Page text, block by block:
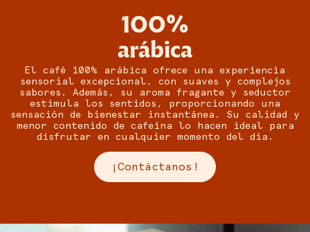
100%
arábica
El café 100% arábica ofrece una experiencia
sensorial excepcional, con suaves y complejos
sabores. Además, su aroma fragante y seductor
estimula los sentidos, proporcionando una
sensación de bienestar instantánea. Su calidad y
menor contenido de cafeína lo hacen ideal para
disfrutar en cualquier momento del día.
¡Contáctanos!